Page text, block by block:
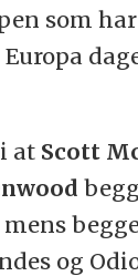
som
at Scott
mens
og